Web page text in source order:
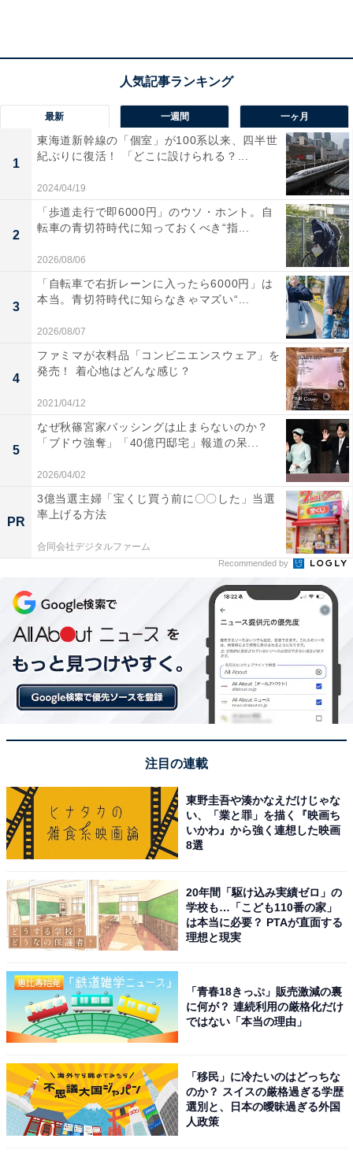
で3位（63.2）、17年で3位（60.2）、18年で3位
（57.4）といずれも高く、山形、新潟、秋田の3県はこれ
までの調査すべてで胃がんの罹患率上位3位を独占して
逆に胃がん罹患率が最も低い都道府県は沖縄で10万人当
たり21.5、続いて鹿児島（29.1）、熊本（29.3）。これ
ら3県も2016年以降の調査結果全てで下位3位に入ってい
ます。
【おすすめ記事】
「がん罹患率」が高い都道府県 3位「青森」2位「北海
道」、では1位は？
・
乳がん罹患率が高い都道府県 3位「北海道」2位「東
京」、では1位は？
・
秋田県の「街の幸福度」ランキング！ 3位「秋田市」、2
位「大館市」、1位は？
・
北海道・東北「男性の平均年収」ランキング、2位 福島
県（404万円）、1位は？
「おおきに」「なんくるないさー」…話せるようになり
たい憧れの方言 1位は？
1 2
最新 一週間 一ヶ月
1
東海道新幹線の「個室」が100系以来、四半世
紀ぶりに復活！ 「どこに設けられる？...
2024/04/19
2
「歩道走行で即6000円」のウソ・ホント。自
転車の青切符時代に知っておくべき“指...
2026/08/06
3
「自転車で右折レーンに入ったら6000円」は
本当。青切符時代に知らなきゃマズい“...
2026/08/07
4
ファミマが衣料品「コンビニエンスウェア」を
発売！ 着心地はどんな感じ？
2021/04/12
5
なぜ秋篠宮家バッシングは止まらないのか？
「ブドウ強奪」「40億円邸宅」報道の呆...
2026/04/02
PR
3億当選主婦「宝くじ買う前に〇〇した」当選
率上げる方法
合同会社デジタルファーム
Recommended by
注目の連載
東野圭吾や湊かなえだけじゃな
い、「業と罪」を描く『映画ち
いかわ』から強く連想した映画
8選
20年間「駆け込み実績ゼロ」の
学校も…「こども110番の家」
は本当に必要？ PTAが直面する
理想と現実
「青春18きっぷ」販売激減の裏
に何が？ 連続利用の厳格化だけ
ではない「本当の理由」
「移民」に冷たいのはどっちな
のか？ スイスの厳格過ぎる学歴
選別と、日本の曖昧過ぎる外国
人政策